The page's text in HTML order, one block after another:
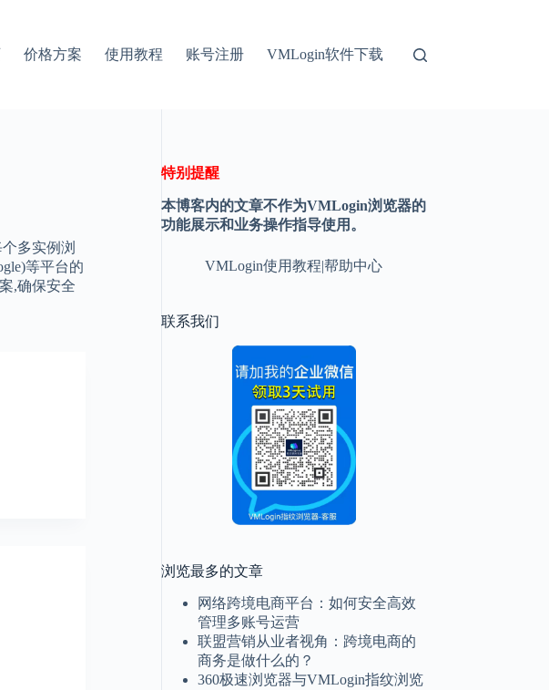
价格方案 使用教程 账号注册 VMLogin软件下载
多实例浏
等平台的
,确保安全
特别提醒
本博客内的文章不作为VMLogin浏览器的
功能展示和业务操作指导使用。
VMLogin使用教程|帮助中心
联系我们
浏览最多的文章
网络跨境电商平台：如何安全高效
管理多账号运营
联盟营销从业者视角：跨境电商的
商务是做什么的？
360极速浏览器与VMLogin指纹浏览